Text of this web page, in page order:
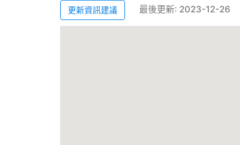
更新資訊建議 最後更新: 2023-12-26